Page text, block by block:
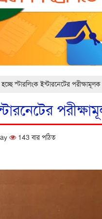
স্টারলিংক ইন্টারনেটের পরীক্ষামূলক
143 বার পঠিত